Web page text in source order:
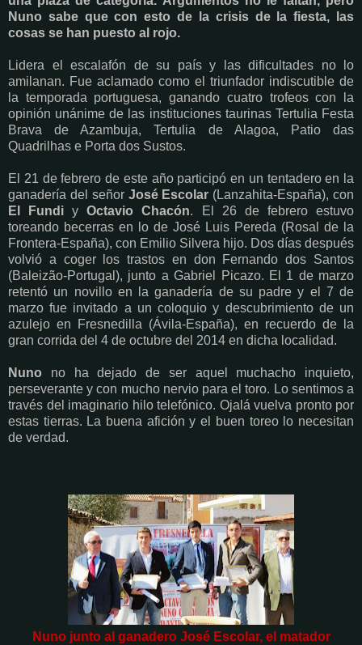
Nuno sabe que con esto de la crisis de la fiesta, las
cosas se han puesto al rojo.
Lidera el escalafón de su país y las dificultades no lo
amilanan. Fue aclamado como el triunfador indiscutible de
la temporada portuguesa, ganando cuatro trofeos con la
opinión unánime de las instituciones taurinas Tertulia Festa
Brava de Azambuja, Tertulia de Alagoa, Patio das
Quadrilhas e Porta dos Sustos.
El 21 de febrero de este año participó en un tentadero en la
ganadería del señor José Escolar (Lanzahita-España), con
El Fundi yOctavio Chacón. El 26 de febrero estuvo
toreando becerras en lo de José Luis Pereda (Rosal de la
Frontera-España), con Emilio Silvera hijo. Dos días después
volvió a coger los trastos en don Fernando dos Santos
(Baleizão-Portugal), junto a Gabriel Picazo. El 1 de marzo
retentó un novillo en la ganadería de su padre y el 7 de
marzo fue invitado a un coloquio y descubrimiento de un
azulejo en Fresnedilla (Ávila-España), en recuerdo de la
gran corrida del 4 de octubre del 2014 en dicha localidad.
Nuno no ha dejado de ser aquel muchacho inquieto,
perseverante y con mucho nervio para el toro. Lo sentimos a
través del imaginario hilo telefónico. Ojalá vuelva pronto por
estas tierras. La buena afición y el buen toreo lo necesitan
de verdad.
Nuno junto al ganadero José Escolar, el matador